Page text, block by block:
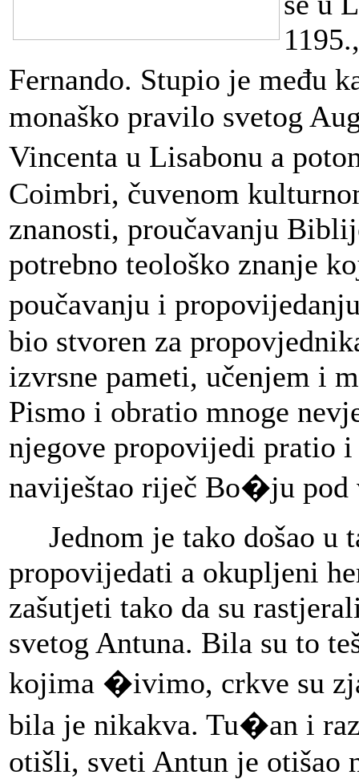
Fernando. Stupio je među
monaško pravilo svetog
Vincenta u Lisabonu a
Coimbri, čuvenom
znanosti, proučavanju
potrebno teološko znanje
poučavanju i
bio stvoren za
izvrsne pameti, učenjem i
Pismo i obratio mnoge
njegove propovijedi pratio
naviještao riječ Bo�ju pod
Jednom je tako došao u
propovijedati a okupljeni
zašutjeti tako da su
svetog Antuna. Bila su to
kojima �ivimo, crkve su
bila je nikakva. Tu�an i
otišli, sveti Antun je otišao